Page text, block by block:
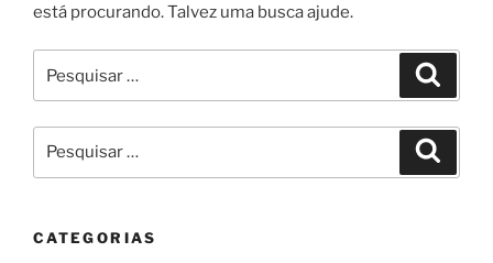
está procurando. Talvez uma busca ajude.
por:
por:
CATEGORIAS